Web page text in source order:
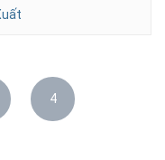
4